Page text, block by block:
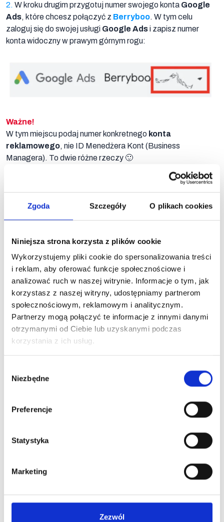
Zgoda Szczegóły O plikach cookies
Niniejsza strona korzysta z plików cookie
Wykorzystujemy pliki cookie do spersonalizowania treści
i reklam, aby oferować funkcje społecznościowe i
analizować ruch w naszej witrynie. Informacje o tym, jak
korzystasz z naszej witryny, udostępniamy partnerom
społecznościowym, reklamowym i analitycznym.
Partnerzy mogą połączyć te informacje z innymi danymi
otrzymanymi od Ciebie lub uzyskanymi podczas
korzystania z ich usług.
zgody
Niezbędne
Preferencje
Statystyka
Marketing
Zezwól
2. W kroku drugim przygotuj numer swojego konta Google
Ads, które chcesz połączyć z Berryboo. W tym celu
zaloguj się do swojej usługi Google Adsi zapisz numer
konta widoczny w prawym górnym rogu:
Ważne!
W tym miejscu podaj numer konkretnego konta
reklamowego, nie ID Menedżera Kont (Business
Managera). To dwie różne rzeczy 🙂
Berryboo,
a po kliknięciu przyciskuDodaj nowąIntegrację,
na wyświetlonym modalu z rozwijanego menuTyp
Integracjiwybierz:Google Ads APIoraz wklej skopiowany
4. Po zapisaniu następuje przekierowanie do aplikacji
autoryzacyjnejGoogle, tu wybieramy adres email,
który ma dostęp do usługiGoogle Ads, której numer konta
wkleiliśmy w poprzednim kroku.
5. W następnym kroku potwierdź dostęp do danych klikając